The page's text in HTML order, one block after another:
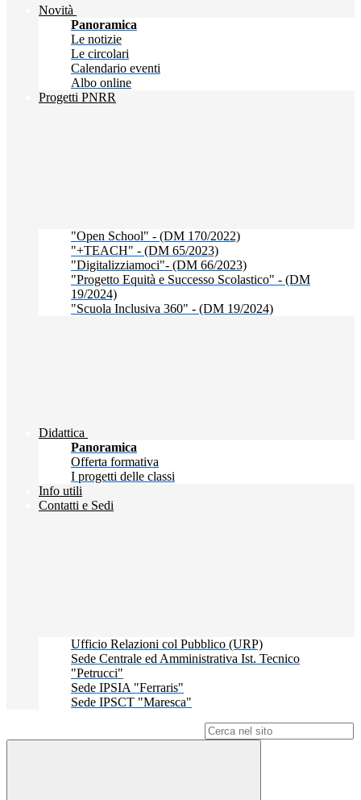
Novità
Panoramica
Le notizie
Le circolari
Calendario eventi
Albo online
Progetti PNRR
"Open School" - (DM 170/2022)
"+TEACH" - (DM 65/2023)
"Digitalizziamoci"- (DM 66/2023)
"Progetto Equità e Successo Scolastico" - (DM
19/2024)
"Scuola Inclusiva 360" - (DM 19/2024)
Didattica
Panoramica
Offerta formativa
I progetti delle classi
Info utili
Contatti e Sedi
Ufficio Relazioni col Pubblico (URP)
Sede Centrale ed Amministrativa Ist. Tecnico
"Petrucci"
Sede IPSIA "Ferraris"
Sede IPSCT "Maresca"